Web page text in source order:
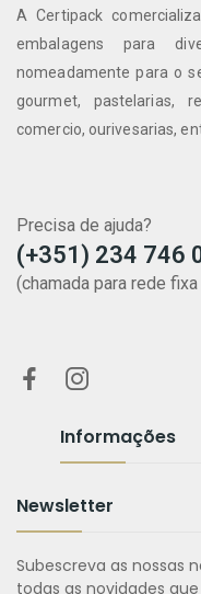
A Certipack
embalagens para
nomeadamente para o
gourmet, pastelarias,
comercio, ourivesarias,
Precisa de ajuda?
(+351) 234 746
(chamada para rede
Informações
Newsletter
Subescreva as nossas
todas as novidades